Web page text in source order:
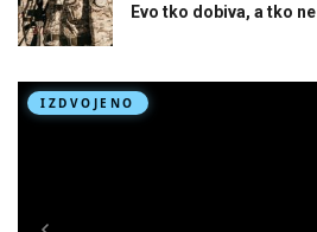
Evo tko dobiva, a tko ne